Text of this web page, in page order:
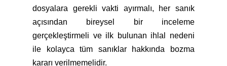
dosyalara gerekli vakti ayırmalı, her sanık
açısından bireysel bir inceleme
gerçekleştirmeli ve ilk bulunan ihlal nedeni
ile kolayca tüm sanıklar hakkında bozma
kararı verilmemelidir.